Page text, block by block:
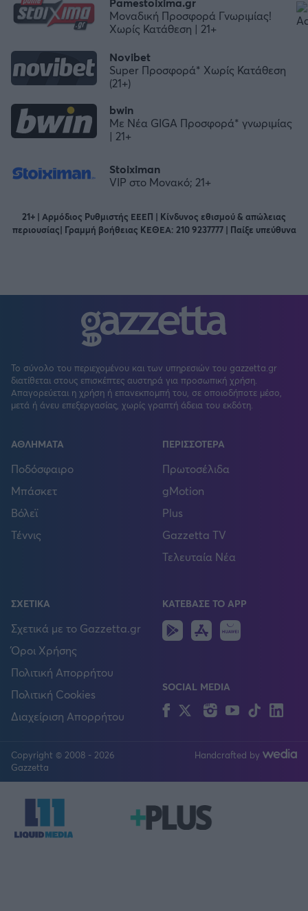
bwin
Με Νέα GIGA Προσφορά* γνωριμίας
| 21+
Stoiximan
VIP στο Μονακό; 21+
Novibet
Super Προσφορά* Χωρίς Κατάθεση
(21+)
Μοναδική Προσφορά Γνωριμίας!
Χωρίς Κατάθεση | 21+
21+ | Αρμόδιος Ρυθμιστής ΕΕΕΠ | Κίνδυνος εθισμού & απώλειας
περιουσίας| Γραμμή βοήθειας ΚΕΘΕΑ: 210 9237777 | Παίξε υπεύθυνα
Το σύνολο του περιεχομένου και των υπηρεσιών του gazzetta.gr
διατίθεται στους επισκέπτες αυστηρά για προσωπική χρήση.
Απαγορεύεται η χρήση ή επανεκπομπή του, σε οποιοδήποτε μέσο,
μετά ή άνευ επεξεργασίας, χωρίς γραπτή άδεια του εκδότη.
ΑΘΛΗΜΑΤΑ
Ποδόσφαιρο
Μπάσκετ
Βόλεϊ
Τέννις
ΠΕΡΙΣΣΟΤΕΡΑ
Πρωτοσέλιδα
gMotion
Plus
Gazzetta TV
Τελευταία Νέα
ΣΧΕΤΙΚΑ
Σχετικά με το Gazzetta.gr
Όροι Χρήσης
Πολιτική Απορρήτου
Πολιτική Cookies
Διαχείριση Απορρήτου
ΚΑΤΕΒΑΣΕ ΤΟ APP
Android
IOS
SOCIAL MEDIA
FacebookTwitterInstagram
YouTubeTikTok
Copyright © 2008 - 2026
Gazzetta
Handcrafted by